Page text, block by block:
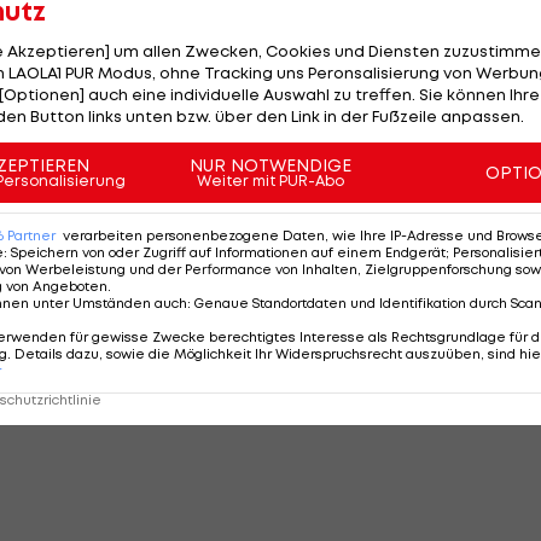
einsatzfähig bleibt, ist alles andere als klar.
Diese Spieler
verpassen die
WM 2026 verletzt
Fußball WM
Akzeptieren] um allen Zwecken, Cookies und Diensten
PUR Modus, ohne Tracking uns Peronsalisierung von
auch eine individuelle Auswahl zu treffen. Sie können
Button links unten bzw. über den Link in der Fußzeile anpassen.
NUR NOTWENDIGE
Weiter mit PUR-Abo
Partner verarbeiten personenbezogene Daten, wie Ihre IP-Adresse und
: Speichern von oder Zugriff auf Informationen auf einem Endgerät;
Werbeleistung und der Performance von Inhalten, Zielgruppenforschung
von Angeboten
unter Umständen auch: Genaue Standortdaten und Identifikation durch
für gewisse Zwecke berechtigtes Interesse als Rechtsgrundlage für
Details dazu, sowie die Möglichkeit Ihr Widerspruchsrecht auszuüben, sind